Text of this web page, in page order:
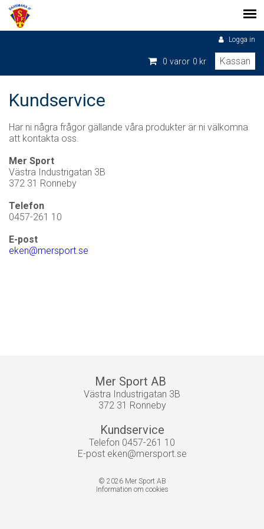
Logga in
0 varor 0 kr Kassan
Kundservice
Har ni några frågor gällande våra produkter är ni välkomna
att kontakta oss.
Mer Sport
Västra Industrigatan 3B
372 31 Ronneby
Telefon
0457-261 10
E-post
eken@mersport.se
Mer Sport AB
Västra Industrigatan 3B
372 31 Ronneby
Kundservice
Telefon 0457-261 10
E-post eken@mersport.se
© 2026 Mer Sport AB
Information om cookies